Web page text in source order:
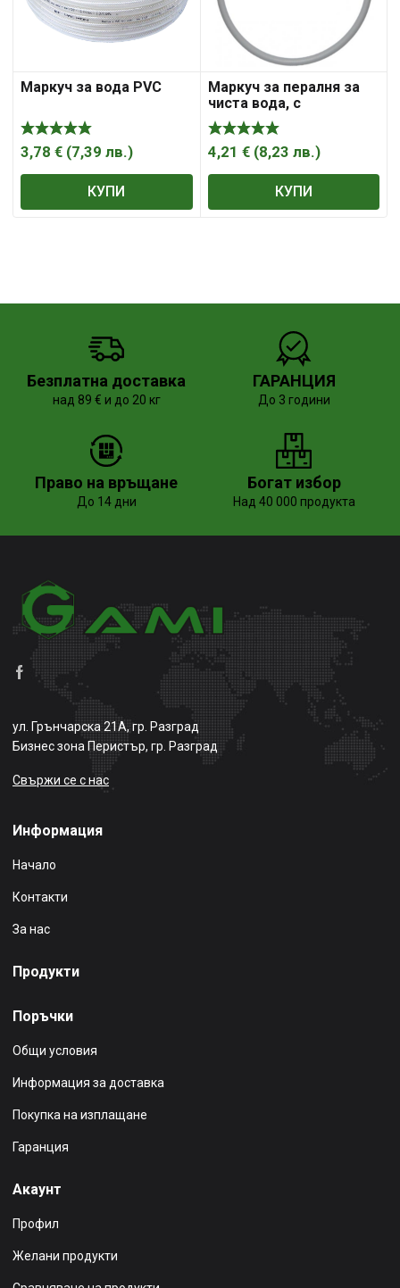
Маркуч за вода PVC
3,78 € (7,39 лв.)
КУПИ
Маркуч за пералня за
чиста вода, с
накрайници 16 мм, 20
bar, 3 м, 147, „Valmon“
4,21 € (8,23 лв.)
КУПИ
Безплатна доставка
над 89 € и до 20 кг
ГАРАНЦИЯ
До 3 години
Право на връщане
До 14 дни
Богат избор
Над 40 000 продукта
ул. Грънчарска 21А, гр. Разград
Бизнес зона Перистър, гр. Разград
Свържи се с нас
Информация
Начало
Контакти
За нас
Продукти
Поръчки
Общи условия
Информация за доставка
Покупка на изплащане
Гаранция
Акаунт
Профил
Желани продукти